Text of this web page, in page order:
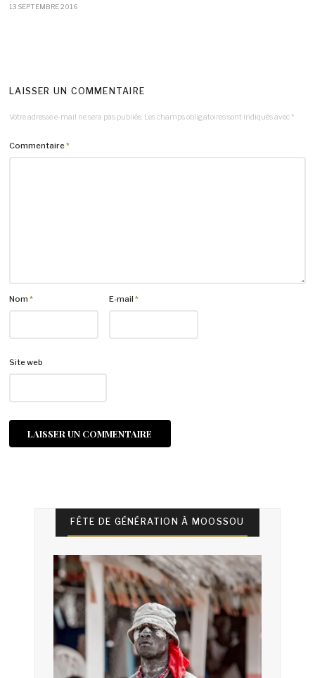
13 SEPTEMBRE 2016
LAISSER UN COMMENTAIRE
Votre adresse e-mail ne sera pas publiée. Les champs obligatoires sont indiqués avec *
Commentaire*
Nom* E-mail*
Site web
FÊTE DE GÉNÉRATION À MOOSSOU